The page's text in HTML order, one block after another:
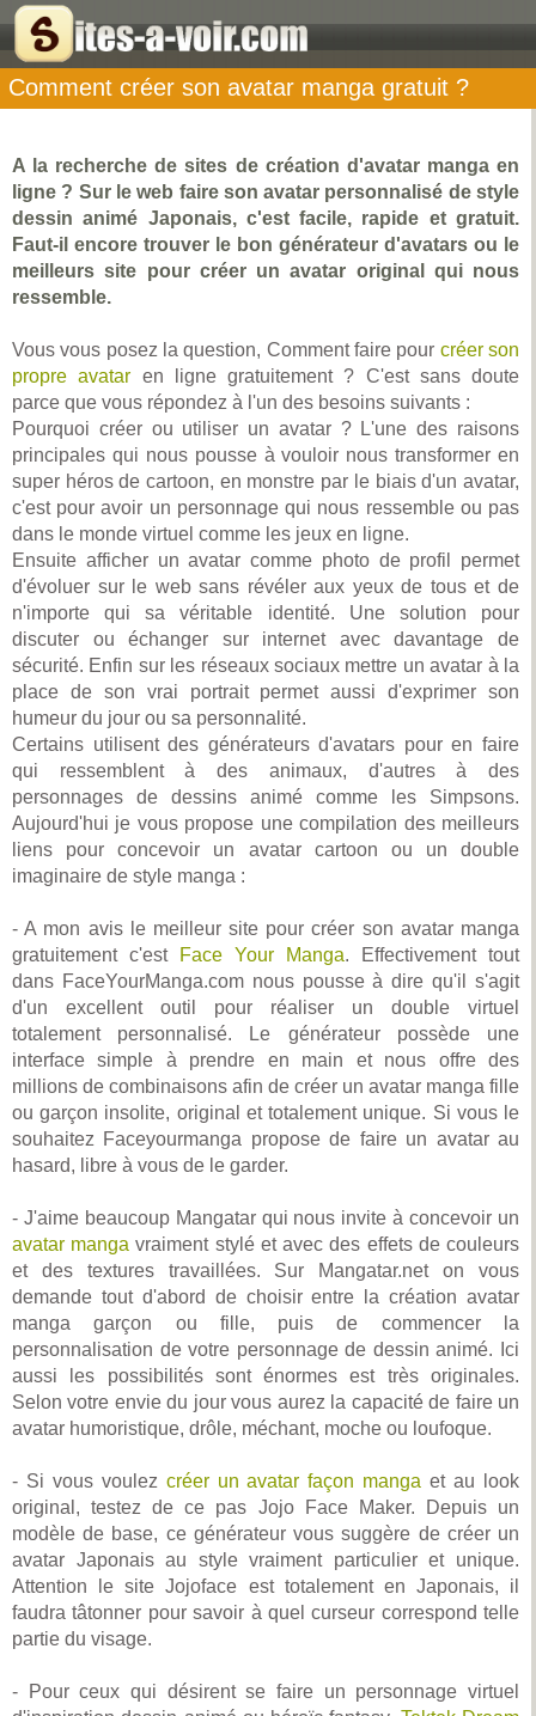
Comment créer son avatar manga gratuit ?
A la recherche de sites de création d'avatar manga en
ligne ? Sur le web faire son avatar personnalisé de style
dessin animé Japonais, c'est facile, rapide et gratuit.
Faut-il encore trouver le bon générateur d'avatars ou le
meilleurs site pour créer un avatar original qui nous
ressemble.
Vous vous posez la question, Comment faire pour créer son
propre avatar en ligne gratuitement ? C'est sans doute
parce que vous répondez à l'un des besoins suivants :
Pourquoi créer ou utiliser un avatar ? L'une des raisons
principales qui nous pousse à vouloir nous transformer en
super héros de cartoon, en monstre par le biais d'un avatar,
c'est pour avoir un personnage qui nous ressemble ou pas
dans le monde virtuel comme les jeux en ligne.
Ensuite afficher un avatar comme photo de profil permet
d'évoluer sur le web sans révéler aux yeux de tous et de
n'importe qui sa véritable identité. Une solution pour
discuter ou échanger sur internet avec davantage de
sécurité. Enfin sur les réseaux sociaux mettre un avatar à la
place de son vrai portrait permet aussi d'exprimer son
humeur du jour ou sa personnalité.
Certains utilisent des générateurs d'avatars pour en faire
qui ressemblent à des animaux, d'autres à des
personnages de dessins animé comme les Simpsons.
Aujourd'hui je vous propose une compilation des meilleurs
liens pour concevoir un avatar cartoon ou un double
imaginaire de style manga :
- A mon avis le meilleur site pour créer son avatar manga
gratuitement c'est
Face Your Manga. Effectivement tout
dans FaceYourManga.com nous pousse à dire qu'il s'agit
d'un excellent outil pour réaliser un double virtuel
totalement personnalisé. Le générateur possède une
interface simple à prendre en main et nous offre des
millions de combinaisons afin de créer un avatar manga fille
ou garçon insolite, original et totalement unique. Si vous le
souhaitez Faceyourmanga propose de faire un avatar au
hasard, libre à vous de le garder.
- J'aime beaucoup Mangatar qui nous invite à concevoir un
avatar manga vraiment stylé et avec des effets de couleurs
et des textures travaillées. Sur Mangatar.net on vous
demande tout d'abord de choisir entre la création avatar
manga garçon ou fille, puis de commencer la
personnalisation de votre personnage de dessin animé. Ici
aussi les possibilités sont énormes est très originales.
Selon votre envie du jour vous aurez la capacité de faire un
avatar humoristique, drôle, méchant, moche ou loufoque.
- Si vous voulez créer un avatar façon manga et au look
original, testez de ce pas Jojo Face Maker. Depuis un
modèle de base, ce générateur vous suggère de créer un
avatar Japonais au style vraiment particulier et unique.
Attention le site Jojoface est totalement en Japonais, il
faudra tâtonner pour savoir à quel curseur correspond telle
partie du visage.
- Pour ceux qui désirent se faire un personnage virtuel